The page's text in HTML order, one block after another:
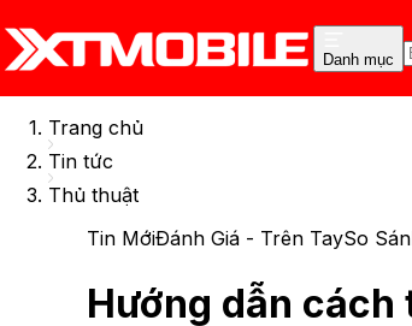
Danh mục
Trang chủ
Tin tức
Thủ thuật
Tin MớiĐánh Giá - Trên TaySo
Hướng dẫn